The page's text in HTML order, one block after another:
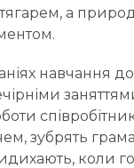
а
навчання
зубрять
коли